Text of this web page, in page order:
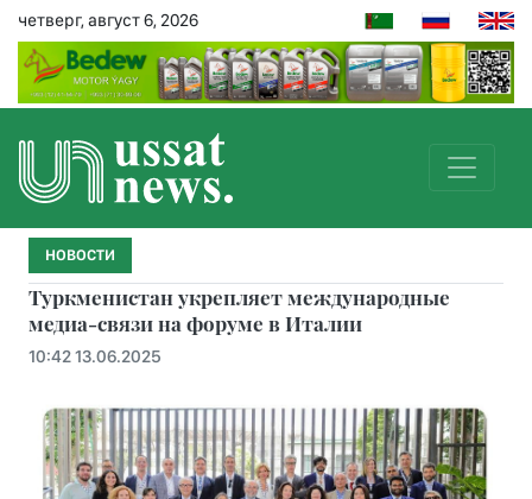
четверг, август 6, 2026
НОВОСТИ
Туркменистан укрепляет международные
медиа-связи на форуме в Италии
10:42 13.06.2025